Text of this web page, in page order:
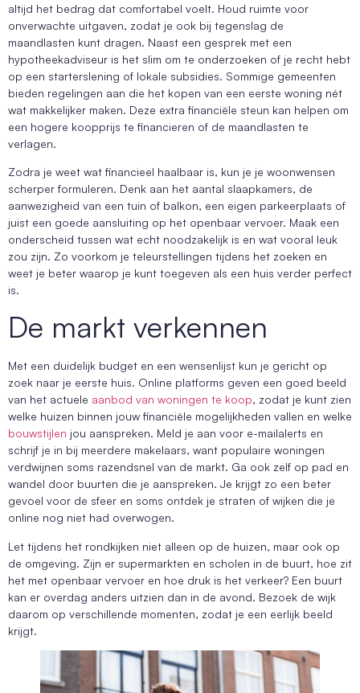
altijd het bedrag dat comfortabel voelt. Houd ruimte voor
onverwachte uitgaven, zodat je ook bij tegenslag de
maandlasten kunt dragen. Naast een gesprek met een
hypotheekadviseur is het slim om te onderzoeken of je recht hebt
op een starterslening of lokale subsidies. Sommige gemeenten
bieden regelingen aan die het kopen van een eerste woning nét
wat makkelijker maken. Deze extra financiële steun kan helpen om
een hogere koopprijs te financieren of de maandlasten te
verlagen.
Zodra je weet wat financieel haalbaar is, kun je je woonwensen
scherper formuleren. Denk aan het aantal slaapkamers, de
aanwezigheid van een tuin of balkon, een eigen parkeerplaats of
juist een goede aansluiting op het openbaar vervoer. Maak een
onderscheid tussen wat echt noodzakelijk is en wat vooral leuk
zou zijn. Zo voorkom je teleurstellingen tijdens het zoeken en
weet je beter waarop je kunt toegeven als een huis verder perfect
is.
De markt verkennen
Met een duidelijk budget en een wensenlijst kun je gericht op
zoek naar je eerste huis. Online platforms geven een goed beeld
van het actuele aanbod van woningen te koop, zodat je kunt zien
welke huizen binnen jouw financiële mogelijkheden vallen en welke
bouwstijlen jou aanspreken. Meld je aan voor e-mailalerts en
schrijf je in bij meerdere makelaars, want populaire woningen
verdwijnen soms razendsnel van de markt. Ga ook zelf op pad en
wandel door buurten die je aanspreken. Je krijgt zo een beter
gevoel voor de sfeer en soms ontdek je straten of wijken die je
online nog niet had overwogen.
Let tijdens het rondkijken niet alleen op de huizen, maar ook op
de omgeving. Zijn er supermarkten en scholen in de buurt, hoe zit
het met openbaar vervoer en hoe druk is het verkeer? Een buurt
kan er overdag anders uitzien dan in de avond. Bezoek de wijk
daarom op verschillende momenten, zodat je een eerlijk beeld
krijgt.